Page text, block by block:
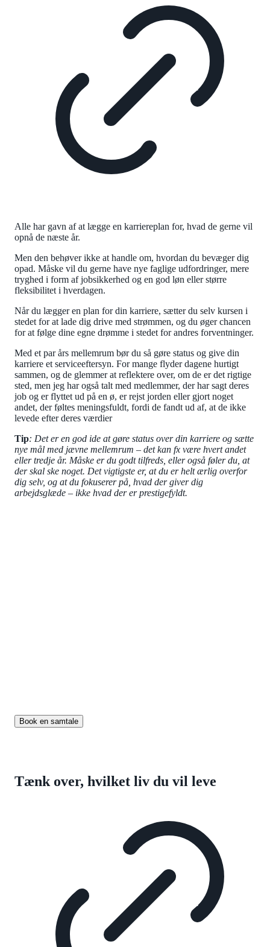
Alle har gavn af at lægge en karriereplan for, hvad de gerne vil
opnå de næste år.
Men den behøver ikke at handle om, hvordan du bevæger dig
opad. Måske vil du gerne have nye faglige udfordringer, mere
tryghed i form af jobsikkerhed og en god løn eller større
fleksibilitet i hverdagen.
Når du lægger en plan for din karriere, sætter du selv kursen i
stedet for at lade dig drive med strømmen, og du øger chancen
for at følge dine egne drømme i stedet for andres forventninger.
Med et par års mellemrum bør du så gøre status og give din
karriere et serviceeftersyn. For mange flyder dagene hurtigt
sammen, og de glemmer at reflektere over, om de er det rigtige
sted, men jeg har også talt med medlemmer, der har sagt deres
job og er flyttet ud på en ø, er rejst jorden eller gjort noget
andet, der føltes meningsfuldt, fordi de fandt ud af, at de ikke
levede efter deres værdier
Tip: Det er en god ide at gøre status over din karriere og sætte
nye mål med jævne mellemrum – det kan fx være hvert andet
eller tredje år. Måske er du godt tilfreds, eller også føler du, at
der skal ske noget. Det vigtigste er, at du er helt ærlig overfor
dig selv, og at du fokuserer på, hvad der giver dig
arbejdsglæde – ikke hvad der er prestigefyldt.
Book en samtale
Tænk over, hvilket liv du vil leve